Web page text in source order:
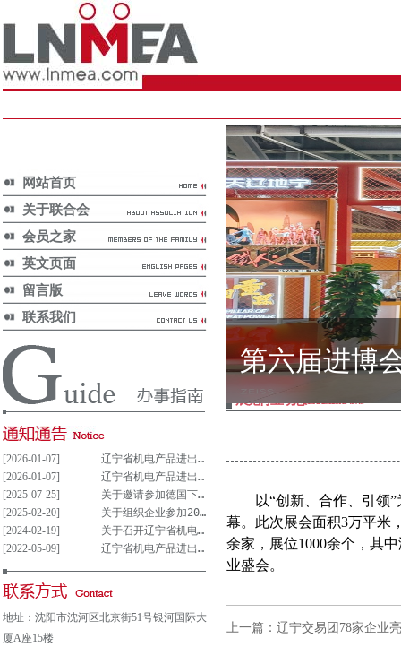
网站首页
关于联合会
会员之家
英文页面
留言版
联系我们
第六届进博
[2026-01-07]
辽宁省机电产品进出口企业联合会党支部参与重大事项决策管理制度(试行)
[2026-01-07]
辽宁省机电产品进出口企业联合会党组织参与决策重大事项清单(试行)
[2025-07-25]
关于邀请参加德国下萨克森州走进中德园活动暨德国汉诺威工业博览会说明会的通知
[2025-02-20]
关于组织企业参加2025年意大利博洛尼亚国际汽车保养、轮胎及维修展览会的通知
[2024-02-19]
关于召开辽宁省机电产品进出口企业 联合会第五届会员大会的通知
[2022-05-09]
辽宁省机电产品进出口企业联合会会费及其他收费公示表
地址：沈阳市沈河区北京街51号银河国际大
厦A座15楼
Exhibition News
以“创新、合作、引领
幕。此次展会面积3万平米
余家，展位1000余个，其
业盛会。
上一篇： 辽宁交易团78家企业